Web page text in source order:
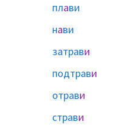
плави
нави
затрави
подтрави
отрави
страви